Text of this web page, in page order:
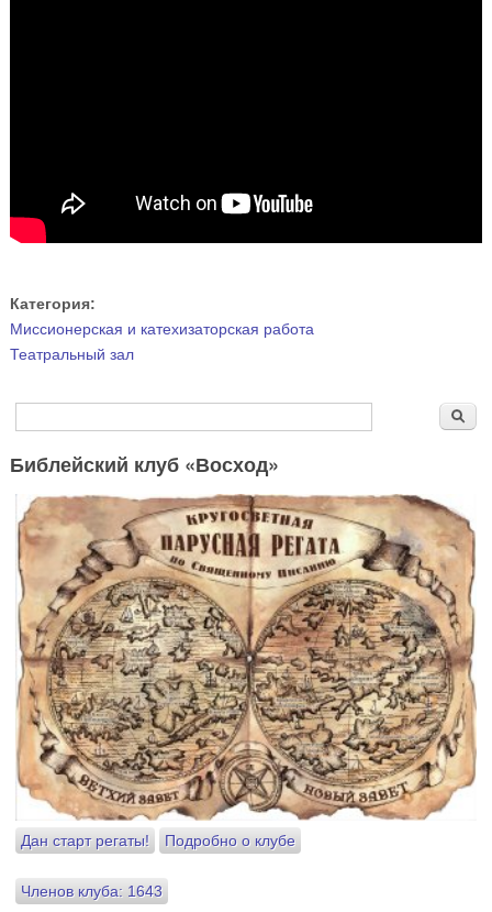
Категория:
Миссионерская и катехизаторская работа
Театральный зал
Форма поиска
Библейский клуб «Восход»
Дан старт регаты! Подробно о клубе
Членов клуба: 1643